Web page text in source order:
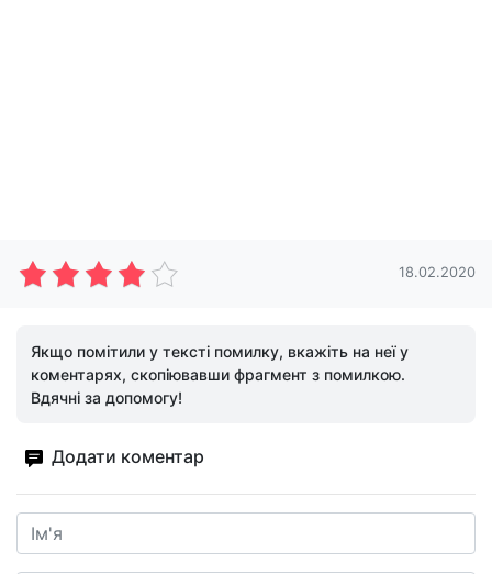
18.02.2020
Якщо помітили у тексті помилку, вкажіть на неї у
коментарях, скопіювавши фрагмент з помилкою.
Вдячні за допомогу!
Додати коментар